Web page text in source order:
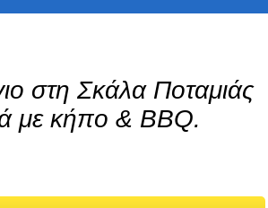
στη Σκάλα Ποταμιάς
με κήπο & BBQ.